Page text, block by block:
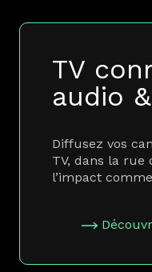
TV
audio
Diffusez vos
TV, dans la rue
l’impact